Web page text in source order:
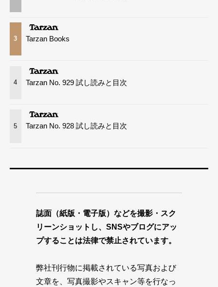
3 Tarzan Books
4 Tarzan No. 929 試し読みと目次
5 Tarzan No. 928 試し読みと目次
誌面（紙版・電子版）などを撮影・スク
リーンショットし、SNSやブログにアッ
プすることは法律で禁止されています。
弊社刊行物に掲載されている写真および
文章を、写真撮影やスキャン等を行なっ